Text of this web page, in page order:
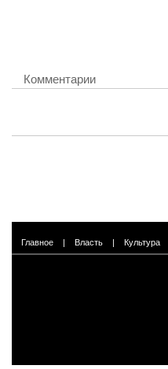
Комментарии
Главное | Власть | Культура